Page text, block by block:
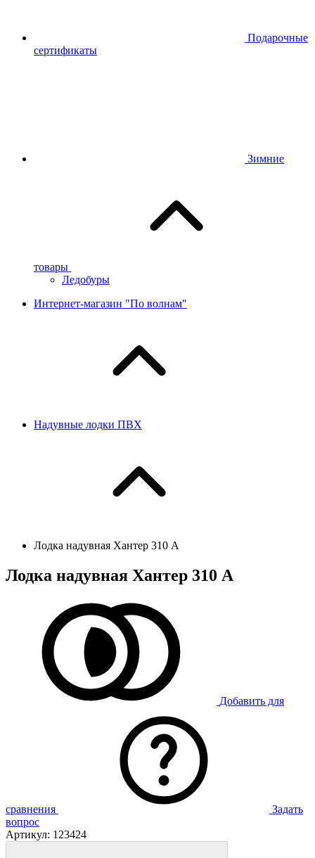
Подарочные
сертификаты
Зимние
товары
Ледобуры
Интернет-магазин "По волнам"
Надувные лодки ПВХ
Лодка надувная Хантер 310 А
Лодка надувная Хантер 310 А
Добавить для
сравнения
Задать
вопрос
Артикул: 123424